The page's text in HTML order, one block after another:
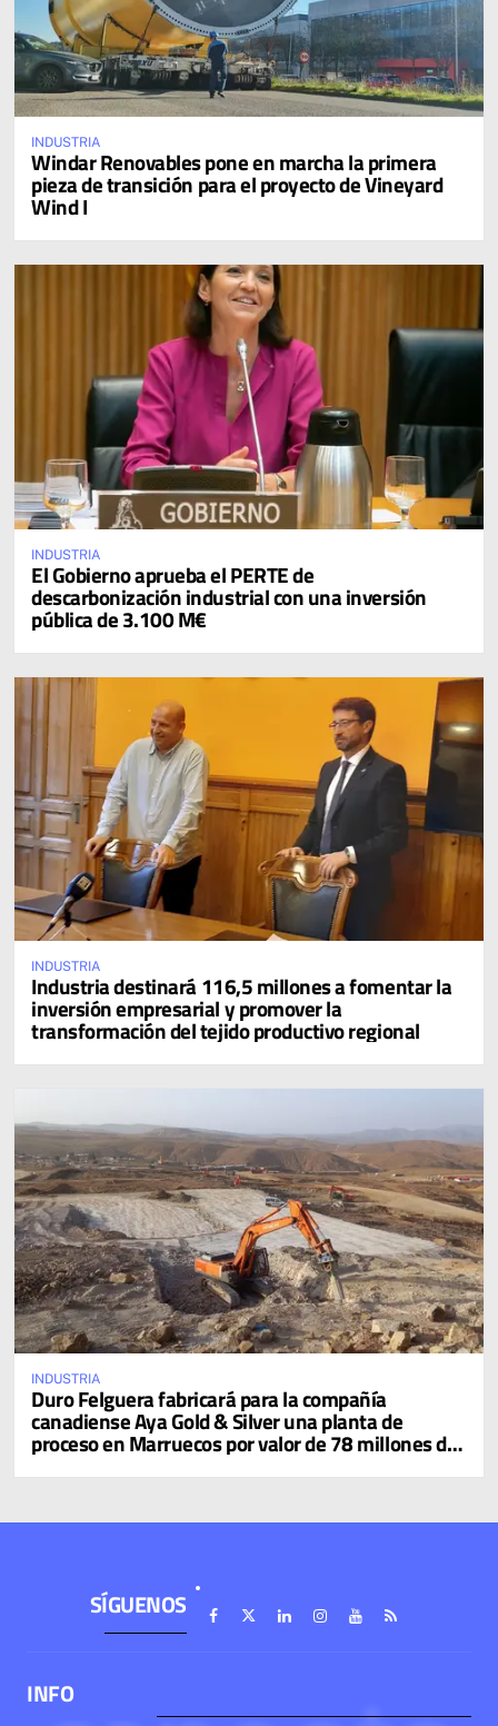
INDUSTRIA
Windar Renovables pone en marcha la primera
pieza de transición para el proyecto de Vineyard
Wind I
INDUSTRIA
El Gobierno aprueba el PERTE de
descarbonización industrial con una inversión
pública de 3.100 M€
INDUSTRIA
Industria destinará 116,5 millones a fomentar la
inversión empresarial y promover la
transformación del tejido productivo regional
INDUSTRIA
Duro Felguera fabricará para la compañía
canadiense Aya Gold & Silver una planta de
proceso en Marruecos por valor de 78 millones de
dólares
SÍGUENOS
INFO